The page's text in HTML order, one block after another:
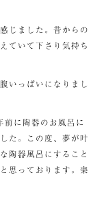
じました。昔からの
ていて下さり気持ち
いっぱいになりまし
に陶器のお風呂に
た。この度、夢が叶
陶器風呂にすること
思っております。楽